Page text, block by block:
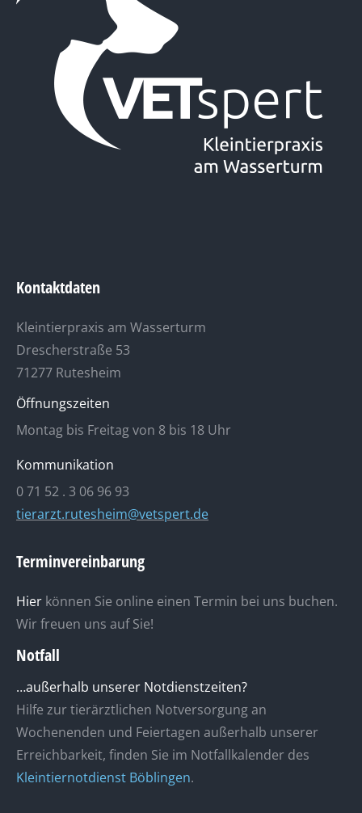
Kontaktdaten
Kleintierpraxis am Wasserturm
Drescherstraße 53
71277 Rutesheim
Öffnungszeiten
Montag bis Freitag von 8 bis 18 Uhr
Kommunikation
0 71 52 . 3 06 96 93
tierarzt.rutesheim@vetspert.de
Terminvereinbarung
Hier können Sie online einen Termin bei uns buchen.
Wir freuen uns auf Sie!
Notfall
…außerhalb unserer Notdienstzeiten?
Hilfe zur tierärztlichen Notversorgung an
Wochenenden und Feiertagen außerhalb unserer
Erreichbarkeit, finden Sie im Notfallkalender des
Kleintiernotdienst Böblingen.